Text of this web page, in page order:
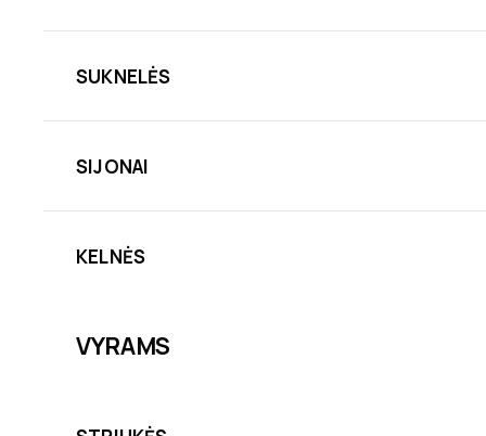
SUKNELĖS
SIJONAI
KELNĖS
VYRAMS